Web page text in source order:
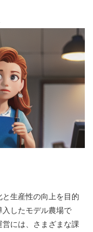
生産性の向上を目的
したモデル農場で
には、さまざまな課